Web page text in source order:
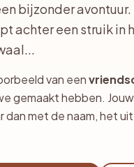
bijzonder
achter een struik in
van een
gemaakt hebben.
dan met de naam, het